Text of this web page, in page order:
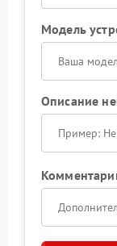
Модель
Описание